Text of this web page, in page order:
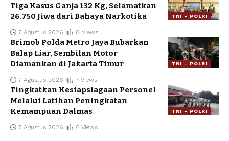
TNI – POLRI
Tiga Kasus Ganja 132 Kg, Selamatkan
26.750 Jiwa dari Bahaya Narkotika
7 Agustus 2026 8 Views
TNI – POLRI
Brimob Polda Metro Jaya Bubarkan
Balap Liar, Sembilan Motor
Diamankan di Jakarta Timur
7 Agustus 2026 7 Views
TNI – POLRI
Tingkatkan Kesiapsiagaan Personel
Melalui Latihan Peningkatan
Kemampuan Dalmas
7 Agustus 2026 6 Views